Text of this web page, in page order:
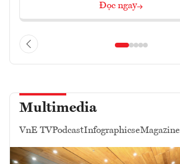
Đọc ngay
Multimedia
VnE TVPodcastInfographicseMagazine